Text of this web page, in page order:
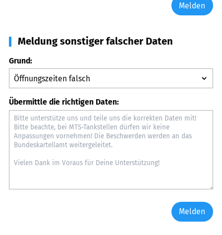
Melden
Meldung sonstiger falscher Daten
Grund:
Übermittle die richtigen Daten:
Melden